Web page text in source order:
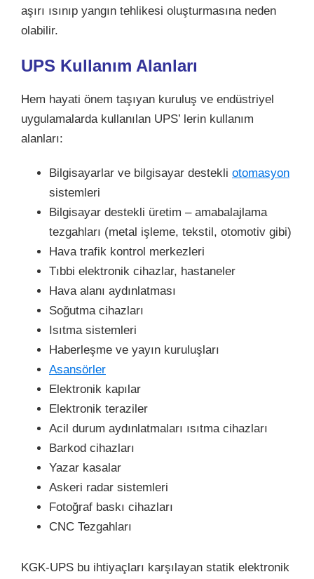
aşırı ısınıp yangın tehlikesi oluşturmasına neden
olabilir.
UPS Kullanım Alanları
Hem hayati önem taşıyan kuruluş ve endüstriyel
uygulamalarda kullanılan UPS’ lerin kullanım
alanları:
Bilgisayarlar ve bilgisayar destekli otomasyon
sistemleri
Bilgisayar destekli üretim – amabalajlama
tezgahları (metal işleme, tekstil, otomotiv gibi)
Hava trafik kontrol merkezleri
Tıbbi elektronik cihazlar, hastaneler
Hava alanı aydınlatması
Soğutma cihazları
Isıtma sistemleri
Haberleşme ve yayın kuruluşları
Asansörler
Elektronik kapılar
Elektronik teraziler
Acil durum aydınlatmaları ısıtma cihazları
Barkod cihazları
Yazar kasalar
Askeri radar sistemleri
Fotoğraf baskı cihazları
CNC Tezgahları
KGK-UPS bu ihtiyaçları karşılayan statik elektronik